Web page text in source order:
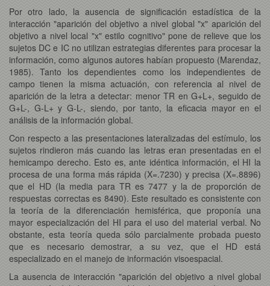
Por otro lado, la ausencia de significación estadística de la
interacción "aparición del objetivo a nivel global "x" aparición del
objetivo a nivel local "x" estilo cognitivo" pone de relieve que los
sujetos DC e IC no utilizan estrategias diferentes para procesar la
información, como algunos autores habían propuesto (Marendaz,
1985). Tanto los dependientes como los independientes de
campo tienen la misma actuación, con referencia al nivel de
aparición de la letra a detectar: menor TR en G+L+, seguido de
G+L-, G-L+ y G-L-, siendo, por tanto, la eficacia mayor en el
análisis de la información global.
Con respecto a las presentaciones lateralizadas del estímulo, los
sujetos rindieron más cuando las letras eran presentadas en el
hemicampo derecho. Esto es, ante idéntica información, el HI la
procesa de una forma más rápida (X=.7230) y precisa (X=.8896)
que el HD (la media para TR es 7477 y la de proporción de
respuestas correctas es 8490). Este resultado es consistente con
la teoría de la diferenciación hemisférica, que proponía una
mayor especialización del HI para el uso del material verbal. No
obstante, esta teoría queda sólo parcialmente probada puesto
que es necesario demostrar, a su vez, que el HD está
especializado en el manejo de información visoespacial.
La ausencia de interacción "aparición del objetivo a nivel global